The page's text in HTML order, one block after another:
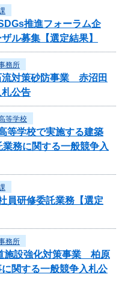
推進フォーラム企
ル募集【選定結果】
務所
対策砂防事業 赤沼田
公告
等学校
等学校で実施する建築
務に関する一般競争入
員研修委託業務【選定
務所
施設強化対策事業 柏原
関する一般競争入札公